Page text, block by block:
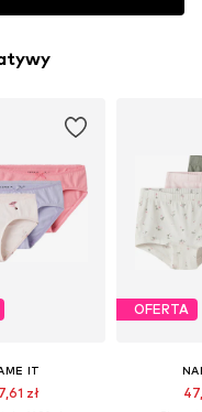
IT
zł
OFERTA